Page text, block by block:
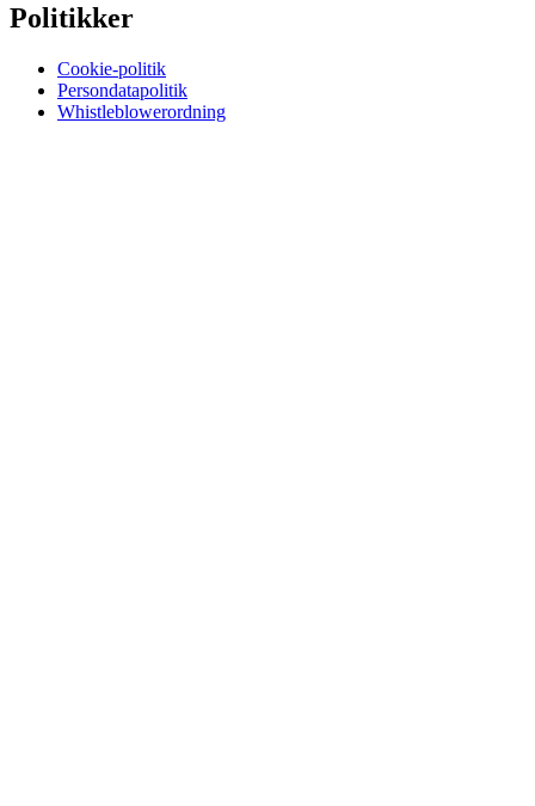
Politikker
Cookie-politik
Persondatapolitik
Whistleblowerordning